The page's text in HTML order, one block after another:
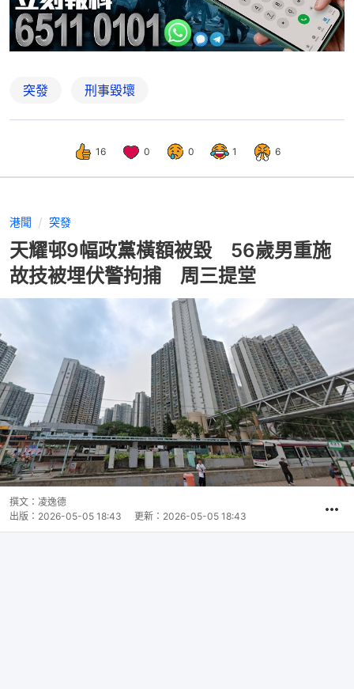
突發 刑事毀壞
16 0 0 1 6
港聞 突發
天耀邨9幅政黨橫額被毀 56歲男重施
故技被埋伏警拘捕 周三提堂
撰文： 凌逸德
出版： 2026-05-05 18:43 更新： 2026-05-05 18:43